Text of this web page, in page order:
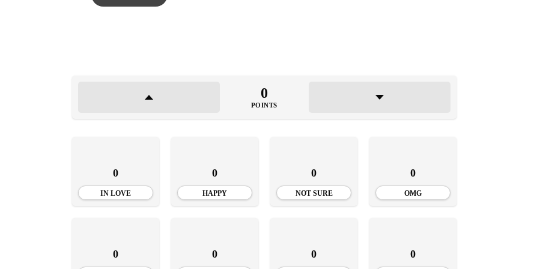
0
POINTS
0
IN LOVE
0
HAPPY
0
NOT SURE
0
OMG
0 0 0 0